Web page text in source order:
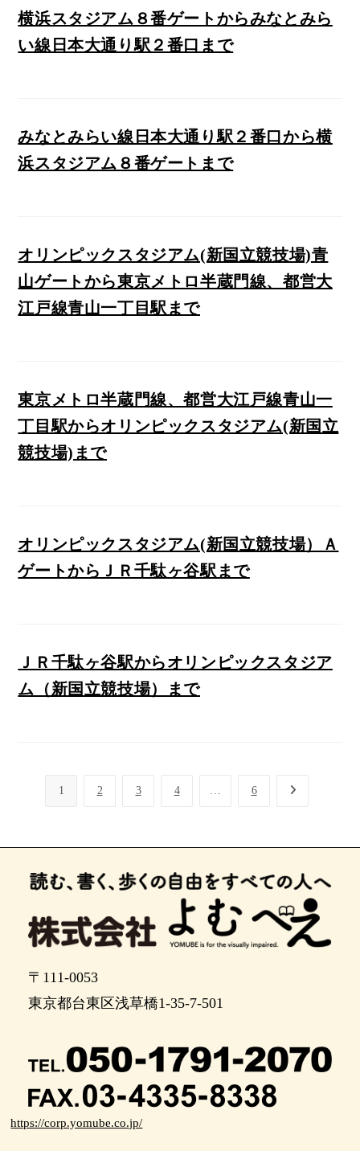
横浜スタジアム８番ゲートからみなとみら
い線日本大通り駅２番口まで
みなとみらい線日本大通り駅２番口から横
浜スタジアム８番ゲートまで
オリンピックスタジアム(新国立競技場)青
山ゲートから東京メトロ半蔵門線、都営大
江戸線青山一丁目駅まで
東京メトロ半蔵門線、都営大江戸線青山一
丁目駅からオリンピックスタジアム(新国立
競技場)まで
オリンピックスタジアム(新国立競技場）Ａ
ゲートからＪＲ千駄ヶ谷駅まで
ＪＲ千駄ヶ谷駅からオリンピックスタジア
ム（新国立競技場）まで
1 2 3 4 … 6
〒111-0053
東京都台東区浅草橋1-35-7-501
https://corp.yomube.co.jp/